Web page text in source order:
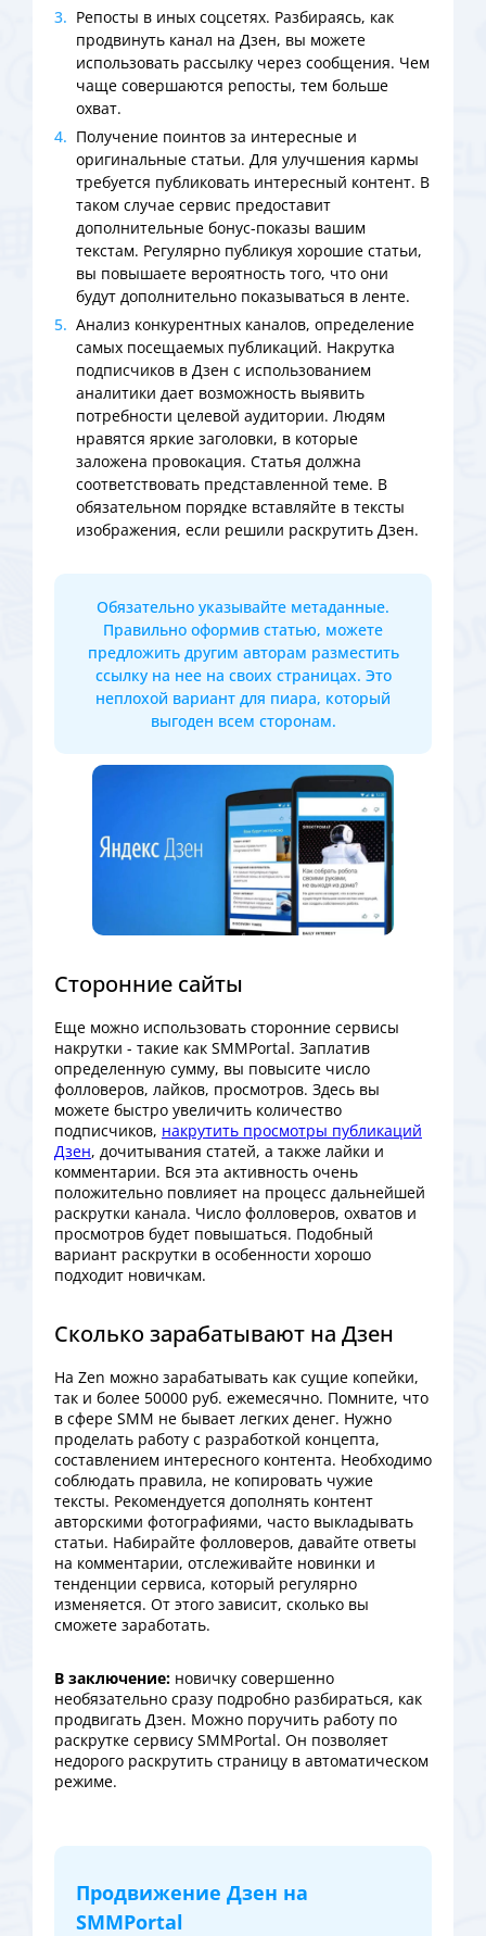
Репосты в иных соцсетях. Разбираясь, как
продвинуть канал на Дзен, вы можете
использовать рассылку через сообщения. Чем
чаще совершаются репосты, тем больше
охват.
Получение поинтов за интересные и
оригинальные статьи. Для улучшения кармы
требуется публиковать интересный контент. В
таком случае сервис предоставит
дополнительные бонус-показы вашим
текстам. Регулярно публикуя хорошие статьи,
вы повышаете вероятность того, что они
будут дополнительно показываться в ленте.
Анализ конкурентных каналов, определение
самых посещаемых публикаций. Накрутка
подписчиков в Дзен с использованием
аналитики дает возможность выявить
потребности целевой аудитории. Людям
нравятся яркие заголовки, в которые
заложена провокация. Статья должна
соответствовать представленной теме. В
обязательном порядке вставляйте в тексты
изображения, если решили раскрутить Дзен.
Обязательно указывайте метаданные.
Правильно оформив статью, можете
предложить другим авторам разместить
ссылку на нее на своих страницах. Это
неплохой вариант для пиара, который
выгоден всем сторонам.
Сторонние сайты
Еще можно использовать сторонние сервисы
накрутки - такие как SMMPortal. Заплатив
определенную сумму, вы повысите число
фолловеров, лайков, просмотров. Здесь вы
можете быстро увеличить количество
подписчиков, накрутить просмотры публикаций
Дзен, дочитывания статей, а также лайки и
комментарии. Вся эта активность очень
положительно повлияет на процесс дальнейшей
раскрутки канала. Число фолловеров, охватов и
просмотров будет повышаться. Подобный
вариант раскрутки в особенности хорошо
подходит новичкам.
Сколько зарабатывают на Дзен
На Zen можно зарабатывать как сущие копейки,
так и более 50000 руб. ежемесячно. Помните, что
в сфере SMM не бывает легких денег. Нужно
проделать работу с разработкой концепта,
составлением интересного контента. Необходимо
соблюдать правила, не копировать чужие
тексты. Рекомендуется дополнять контент
авторскими фотографиями, часто выкладывать
статьи. Набирайте фолловеров, давайте ответы
на комментарии, отслеживайте новинки и
тенденции сервиса, который регулярно
изменяется. От этого зависит, сколько вы
сможете заработать.
В заключение: новичку совершенно
необязательно сразу подробно разбираться, как
продвигать Дзен. Можно поручить работу по
раскрутке сервису SMMPortal. Он позволяет
недорого раскрутить страницу в автоматическом
режиме.
Продвижение Дзен на
SMMPortal